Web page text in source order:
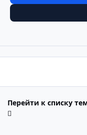
Перейти к списку